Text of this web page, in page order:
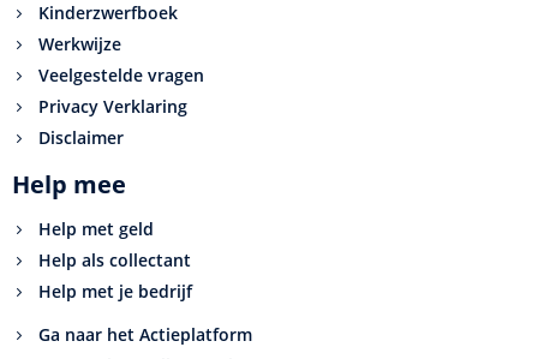
Kinderzwerfboek
Werkwijze
Veelgestelde vragen
Privacy Verklaring
Disclaimer
Help mee
Help met geld
Help als collectant
Help met je bedrijf
Ga naar het Actieplatform